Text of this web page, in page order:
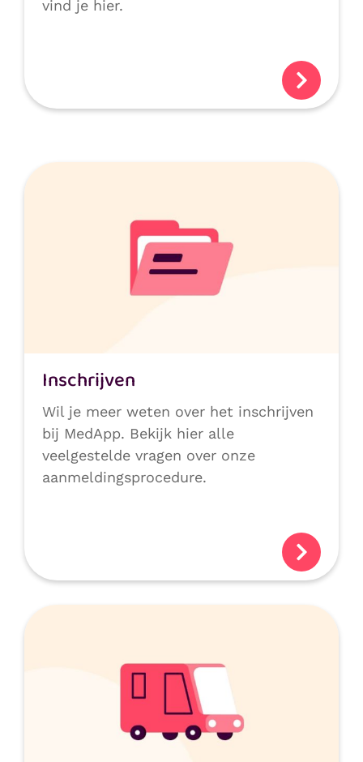
vind je hier.
Inschrijven
Wil je meer weten over het inschrijven
bij MedApp. Bekijk hier alle
veelgestelde vragen over onze
aanmeldingsprocedure.